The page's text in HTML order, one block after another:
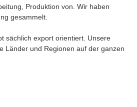
Produktion von. Wir haben
gesammelt.
sächlich export orientiert. Unsere
Länder und Regionen auf der ganzen